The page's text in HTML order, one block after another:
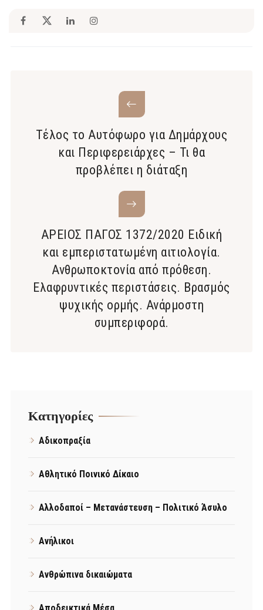
Τέλος το Αυτόφωρο για Δημάρχους
και Περιφερειάρχες – Τι θα
προβλέπει η διάταξη
ΑΡΕΙΟΣ ΠΑΓΟΣ 1372/2020 Ειδική
και εμπεριστατωμένη αιτιολογία.
Ανθρωποκτονία από πρόθεση.
Ελαφρυντικές περιστάσεις. Βρασμός
ψυχικής ορμής. Ανάρμοστη
συμπεριφορά.
Kατηγορίες
Αδικοπραξία
Αθλητικό Ποινικό Δίκαιο
Αλλοδαποί – Μετανάστευση – Πολιτικό Άσυλο
Ανήλικοι
Ανθρώπινα δικαιώματα